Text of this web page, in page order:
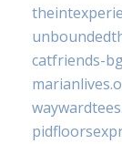
catfriends-